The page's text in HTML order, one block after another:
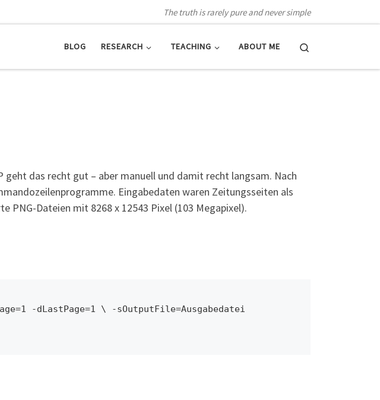
The truth is rarely pure and never simple
BLOG RESEARCH TEACHING ABOUT ME
geht das recht gut – aber manuell und damit recht langsam. Nach
Eingabedaten waren Zeitungsseiten als
PNG-Dateien mit 8268 x 12543 Pixel (103 Megapixel).
-dLastPage=1 \ -sOutputFile=Ausgabedatei